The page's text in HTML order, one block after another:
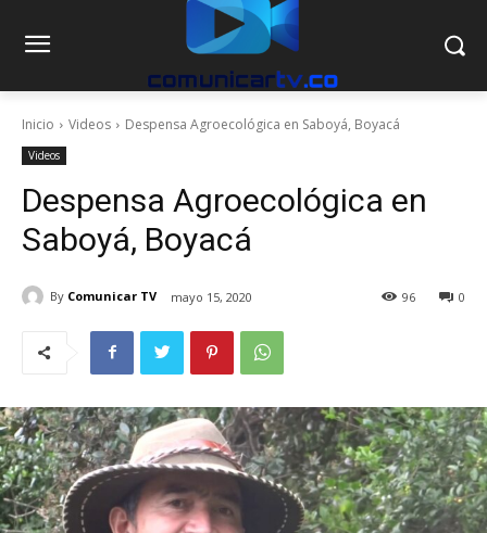
Inicio Videos Despensa Agroecológica en Saboyá, Boyacá
Videos
Despensa Agroecológica en
Saboyá, Boyacá
By Comunicar TV mayo 15, 2020 0
96